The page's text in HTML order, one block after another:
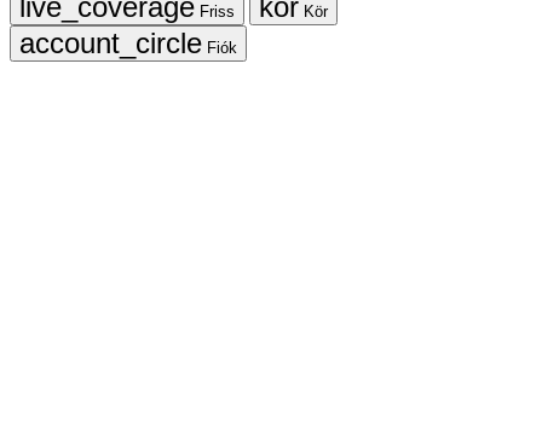
Friss
Kör
Fiók